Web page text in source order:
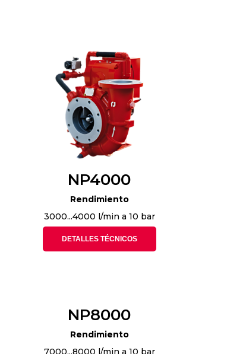
NP4000
Rendimiento
3000...4000 l/min a 10 bar
DETALLES TÉCNICOS
NP8000
Rendimiento
7000...8000 l/min a 10 bar